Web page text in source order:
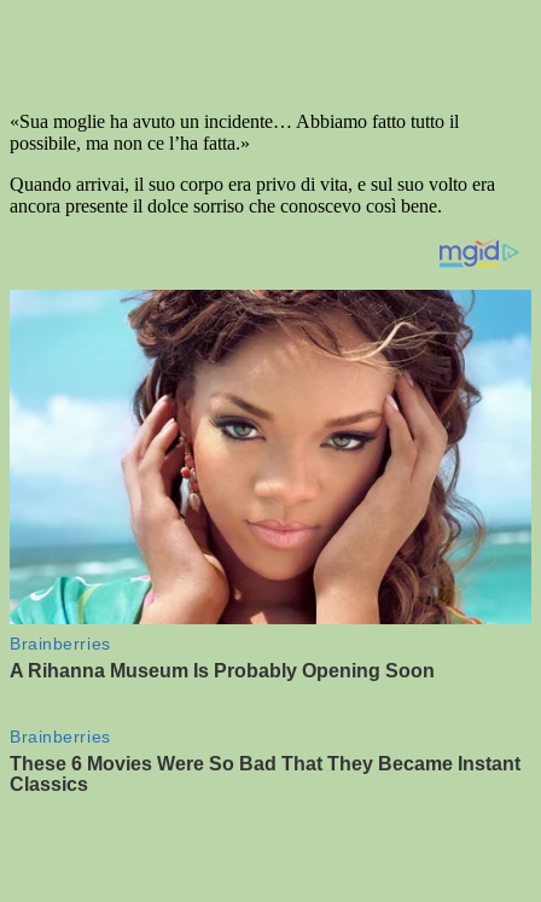
«Sua moglie ha avuto un incidente… Abbiamo fatto tutto il
possibile, ma non ce l’ha fatta.»
Quando arrivai, il suo corpo era privo di vita, e sul suo volto era
ancora presente il dolce sorriso che conoscevo così bene.